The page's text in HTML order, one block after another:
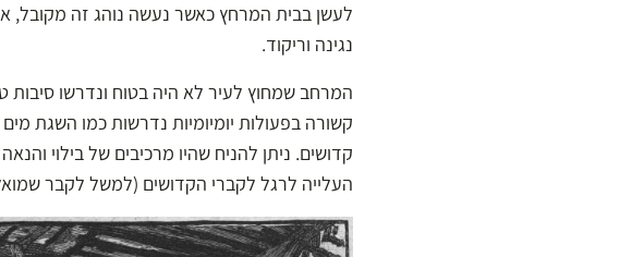
לעשן בבית המרחץ כאשר נעשה נוהג זה מקובל,
נגינה וריקוד.
המרחב שמחוץ לעיר לא היה בטוח ונדרשו סיבות
קשורה בפעולות יומיומיות נדרשות כמו השגת
קדושים. ניתן להניח שהיו מרכיבים של בילוי
העלייה לרגל לקברי הקדושים (למשל לקבר שמואל